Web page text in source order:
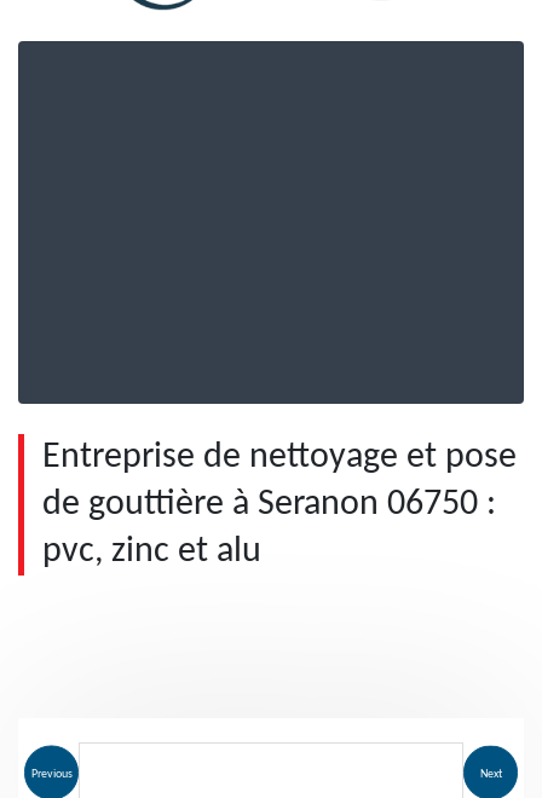
Entreprise de nettoyage et pose
de gouttière à Seranon 06750 :
pvc, zinc et alu
Previous Next